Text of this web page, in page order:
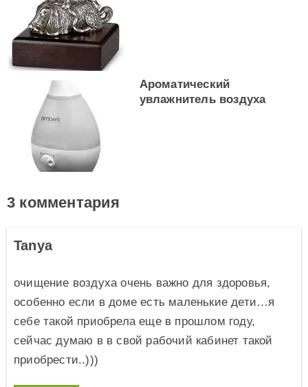
Ароматический
увлажнитель воздуха
3 комментария
Tanya
очищение воздуха очень важно для здоровья,
особенно если в доме есть маленькие дети…я
себе такой приобрела еще в прошлом году,
сейчас думаю в в свой рабочий кабинет такой
приобрести..)))